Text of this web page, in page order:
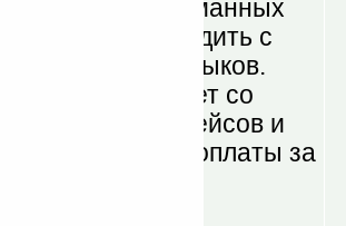
Windows карманных
может переводить с
на другие 10 языков.
купить пакет со
авиарейсов и
(не включая оплаты за